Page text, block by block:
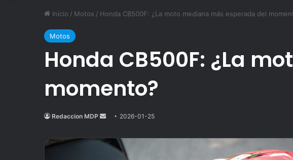
Inicio / Motos / Honda CB500F: ¿La moto mediana más esperada del
Motos
Honda CB500F: ¿La
momento?
Redaccion MDP
Send
email
2026-01-25